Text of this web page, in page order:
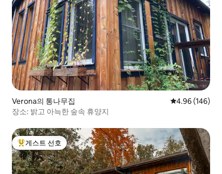
Verona의 통나무집 평점 4.96점(5
4.96 (146)
장소: 밝고 아늑한 숲속 휴양지
상위 게스트 선호
게스트 선호